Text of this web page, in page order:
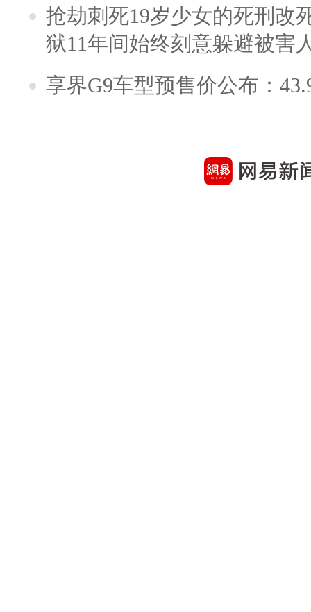
抢劫刺死19岁少女的死刑改
狱11年间始终刻意躲避被害
享界G9车型预售价公布：